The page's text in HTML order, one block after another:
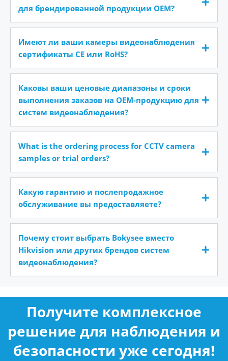
для брендированной продукции OEM?
Имеют ли ваши камеры видеонаблюдения
сертификаты CE или RoHS?
Каковы ваши ценовые диапазоны и сроки
выполнения заказов на OEM-продукцию для
систем видеонаблюдения?
What is the ordering process for CCTV camera
samples or trial orders?
Какую гарантию и послепродажное
обслуживание вы предоставляете?
Почему стоит выбрать Bokysee вместо
Hikvision или других брендов систем
видеонаблюдения?
Получите комплексное
решение для наблюдения и
безопасности уже сегодня!